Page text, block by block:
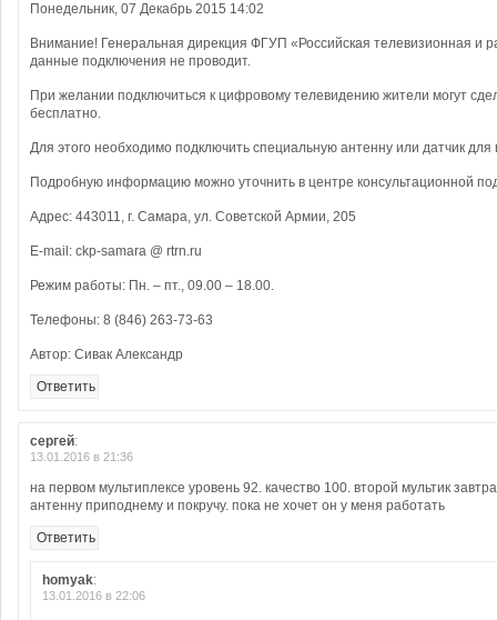
Понедельник, 07 Декабрь 2015 14:02
Внимание! Генеральная дирекция ФГУП «Российская телевизионная и
данные подключения не проводит.
При желании подключиться к цифровому телевидению жители могут
бесплатно.
Для этого необходимо подключить специальную антенну или датчик для
Подробную информацию можно уточнить в центре консультационной
Адрес: 443011, г. Самара, ул. Советской Армии, 205
E-mail: ckp-samara @ rtrn.ru
Режим работы: Пн. – пт., 09.00 – 18.00.
Телефоны: 8 (846) 263-73-63
Автор: Сивак Александр
Ответить
сергей:
13.01.2016 в 21:36
на первом мультиплексе уровень 92. качество 100. второй мультик
антенну приподнему и покручу. пока не хочет он у меня работать
Ответить
homyak:
13.01.2016 в 22:06